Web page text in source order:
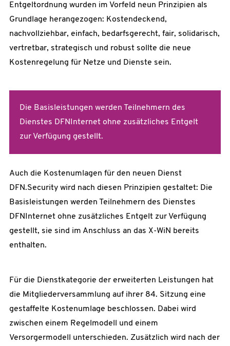
Entgeltordnung wurden im Vorfeld neun Prinzipien als
Grundlage herangezogen: Kostendeckend,
nachvollziehbar, einfach, bedarfsgerecht, fair, solidarisch,
vertretbar, strategisch und robust sollte die neue
Kostenregelung für Netze und Dienste sein.
Die Basisleistungen werden Teilnehmern des
Dienstes DFNInternet ohne zusätzliches Entgelt
zur Verfügung gestellt.
Auch die Kostenumlagen für den neuen Dienst
DFN.Security wird nach diesen Prinzipien gestaltet: Die
Basisleistungen werden Teilnehmern des Dienstes
DFNInternet ohne zusätzliches Entgelt zur Verfügung
gestellt, sie sind im Anschluss an das X-WiN bereits
enthalten.
Für die Dienstkategorie der erweiterten Leistungen hat
die Mitgliederversammlung auf ihrer 84. Sitzung eine
gestaffelte Kostenumlage beschlossen. Dabei wird
zwischen einem Regelmodell und einem
Versorgermodell unterschieden. Zusätzlich wird nach der